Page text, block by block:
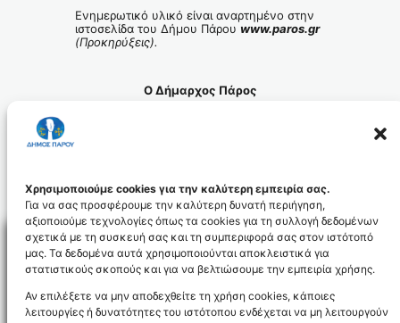
Χρησιμοποιούμε cookies για την καλύτερη εμπειρία σας.
Για να σας προσφέρουμε την καλύτερη δυνατή περιήγηση,
αξιοποιούμε τεχνολογίες όπως τα cookies για τη συλλογή δεδομένων
σχετικά με τη συσκευή σας και τη συμπεριφορά σας στον ιστότοπό
μας. Τα δεδομένα αυτά χρησιμοποιούνται αποκλειστικά για
στατιστικούς σκοπούς και για να βελτιώσουμε την εμπειρία χρήσης.
Αν επιλέξετε να μην αποδεχθείτε τη χρήση cookies, κάποιες
λειτουργίες ή δυνατότητες του ιστότοπου ενδέχεται να μη λειτουργούν
Ενημερωτικό υλικό είναι αναρτημένο στην
ιστοσελίδα του Δήμου Πάρου www.paros.gr
(Προκηρύξεις).
Ο Δήμαρχος Πάρος